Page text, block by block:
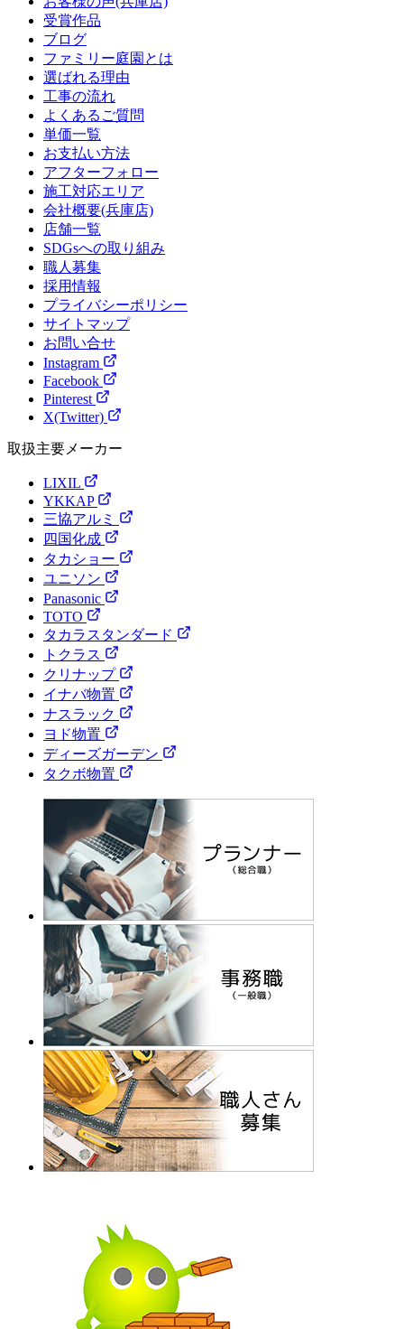
受賞作品
ブログ
ファミリー庭園とは
選ばれる理由
工事の流れ
よくあるご質問
単価一覧
お支払い方法
アフターフォロー
施工対応エリア
会社概要(兵庫店)
店舗一覧
SDGsへの取り組み
職人募集
採用情報
プライバシーポリシー
サイトマップ
お問い合せ
Instagram
Facebook
Pinterest
X(Twitter)
取扱主要メーカー
LIXIL
YKKAP
三協アルミ
四国化成
タカショー
ユニソン
Panasonic
TOTO
タカラスタンダード
トクラス
クリナップ
イナバ物置
ナスラック
ヨド物置
ディーズガーデン
タクボ物置